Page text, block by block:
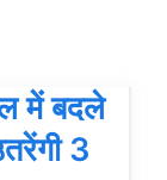
में बदले
3